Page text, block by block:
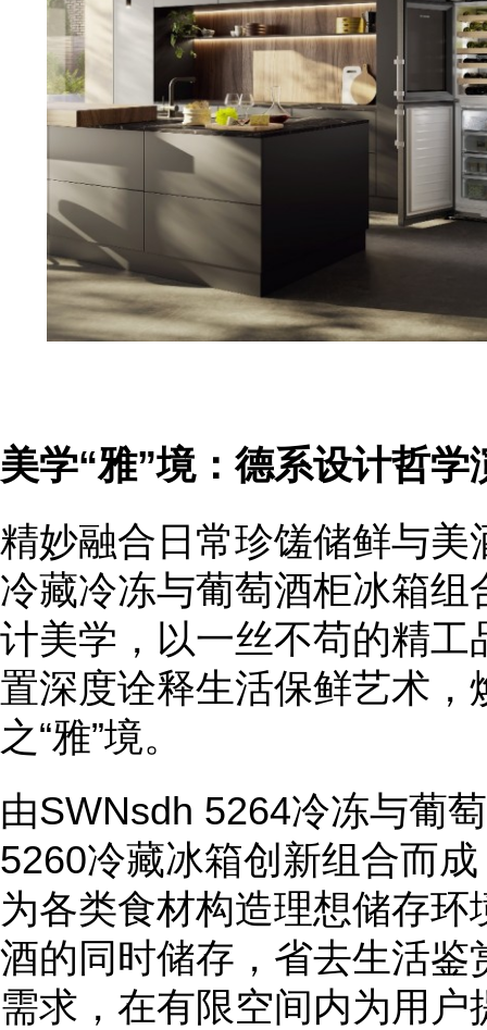
美学“雅”境：德系设计哲学
精妙融合日常珍馐储鲜与
冷藏冷冻与葡萄酒柜冰箱
计美学，以一丝不苟的精
置深度诠释生活保鲜艺术
之“雅”境。
由SWNsdh 5264冷冻与葡
5260冷藏冰箱创新组合而
为各类食材构造理想储存
酒的同时储存，省去生活
需求，在有限空间内为用户